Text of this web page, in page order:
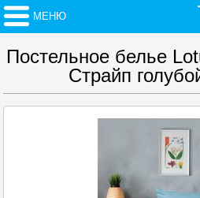
МЕНЮ
Постельное белье
Страйп